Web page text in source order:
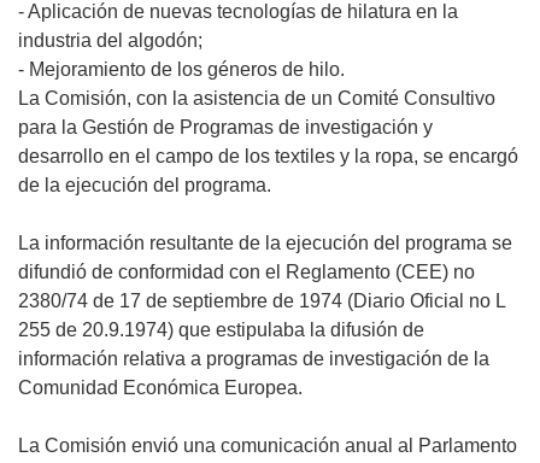
- Aplicación de nuevas tecnologías de hilatura en la
industria del algodón;
- Mejoramiento de los géneros de hilo.
La Comisión, con la asistencia de un Comité Consultivo
para la Gestión de Programas de investigación y
desarrollo en el campo de los textiles y la ropa, se encargó
de la ejecución del programa.
La información resultante de la ejecución del programa se
difundió de conformidad con el Reglamento (CEE) no
2380/74 de 17 de septiembre de 1974 (Diario Oficial no L
255 de 20.9.1974) que estipulaba la difusión de
información relativa a programas de investigación de la
Comunidad Económica Europea.
La Comisión envió una comunicación anual al Parlamento